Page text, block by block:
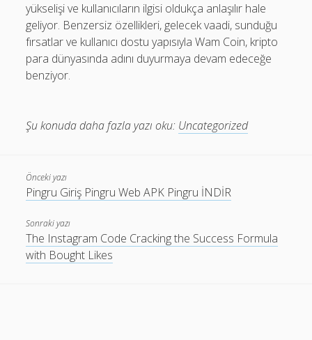
yükselişi ve kullanıcıların ilgisi oldukça anlaşılır hale
geliyor. Benzersiz özellikleri, gelecek vaadi, sunduğu
fırsatlar ve kullanıcı dostu yapısıyla Wam Coin, kripto
para dünyasında adını duyurmaya devam edeceğe
benziyor.
Şu konuda daha fazla yazı oku: Uncategorized
Önceki yazı
Pingru Giriş Pingru Web APK Pingru İNDİR
Sonraki yazı
The Instagram Code Cracking the Success Formula
with Bought Likes